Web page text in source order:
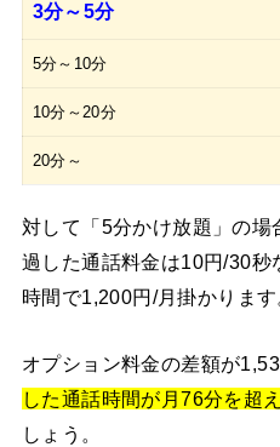
3分～5分
5分～10分
10分～20分
20分～
対して「5分かけ放題」の場
過した通話料金は10円/30
時間で1,200円/月掛かります
オプション料金の差額が
した通話時間が月76分を超
しょう。